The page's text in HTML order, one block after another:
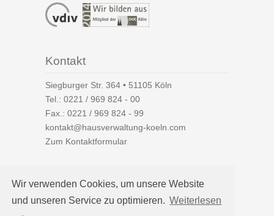
Wir verwenden Cookies, um unsere Website
und unseren Service zu optimieren. Weiterlesen
Kontakt
Siegburger Str. 364 • 51105 Köln
Tel.: 0221 / 969 824 - 00
Fax.: 0221 / 969 824 - 99
kontakt@hausverwaltung-koeln.com
Zum Kontaktformular
Auf einen Blick